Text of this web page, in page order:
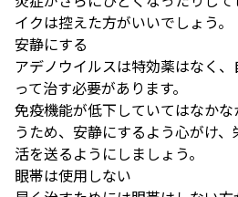
イクは控えた方がいいでしょう。
安静にする
アデノウイルスは特効薬はなく
って治す必要があります。
免疫機能が低下していてはなか
うため、安静にするよう心がけ
活を送るようにしましょう。
眼帯は使用しない